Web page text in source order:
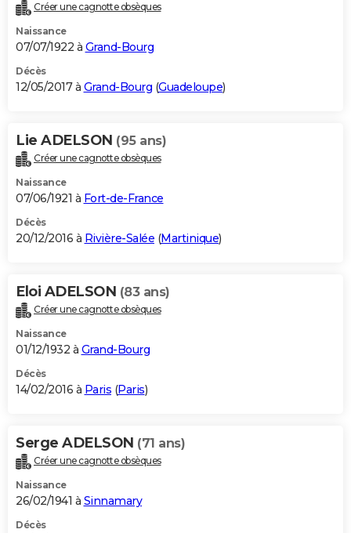
Créer une cagnotte obsèques
Naissance
07/07/1922 à Grand-Bourg
Décès
12/05/2017 à Grand-Bourg (Guadeloupe)
Lie ADELSON (95 ans)
Créer une cagnotte obsèques
Naissance
07/06/1921 à Fort-de-France
Décès
20/12/2016 à Rivière-Salée (Martinique)
Eloi ADELSON (83 ans)
Créer une cagnotte obsèques
Naissance
01/12/1932 à Grand-Bourg
Décès
14/02/2016 à Paris (Paris)
Serge ADELSON (71 ans)
Créer une cagnotte obsèques
Naissance
26/02/1941 à Sinnamary
Décès